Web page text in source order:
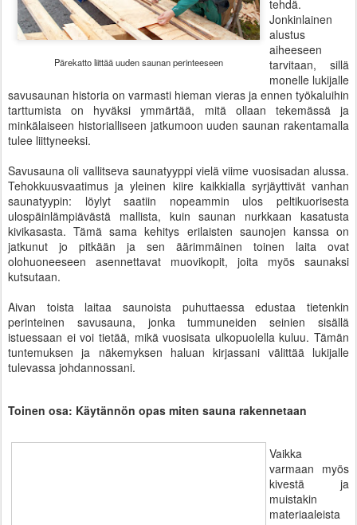
Pärekatto liittää uuden saunan perinteeseen
tehdä.
Jonkinlainen
alustus
aiheeseen
tarvitaan, sillä
monelle lukijalle
savusaunan historia on varmasti hieman vieras ja ennen työkaluihin
tarttumista on hyväksi ymmärtää, mitä ollaan tekemässä ja
minkälaiseen historialliseen jatkumoon uuden saunan rakentamalla
tulee liittyneeksi.
Savusauna oli vallitseva saunatyyppi vielä viime vuosisadan alussa.
Tehokkuusvaatimus ja yleinen kiire kaikkialla syrjäyttivät vanhan
saunatyypin: löylyt saatiin nopeammin ulos peltikuorisesta
ulospäinlämpiävästä mallista, kuin saunan nurkkaan kasatusta
kivikasasta. Tämä sama kehitys erilaisten saunojen kanssa on
jatkunut jo pitkään ja sen äärimmäinen toinen laita ovat
olohuoneeseen asennettavat muovikopit, joita myös saunaksi
kutsutaan.
Aivan toista laitaa saunoista puhuttaessa edustaa tietenkin
perinteinen savusauna, jonka tummuneiden seinien sisällä
istuessaan ei voi tietää, mikä vuosisata ulkopuolella kuluu. Tämän
tuntemuksen ja näkemyksen haluan kirjassani välittää lukijalle
tulevassa johdannossani.
Toinen osa: Käytännön opas miten sauna rakennetaan
Vaikka
varmaan myös
kivestä ja
muistakin
materiaaleista